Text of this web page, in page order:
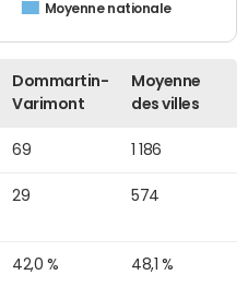
Moyenne nationale
Dommartin-
Varimont
Moyenne
des villes
69 1 186
29 574
42,0 % 48,1 %